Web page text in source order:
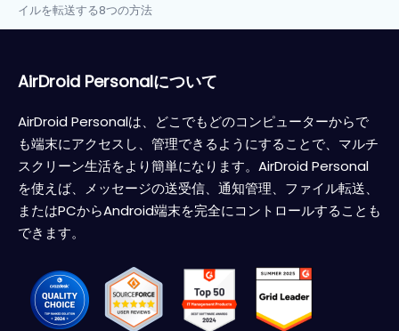
イルを転送する8つの方法
AirDroid Personalについて
AirDroid Personalは、どこでもどのコンピューターからで
も端末にアクセスし、管理できるようにすることで、マルチ
スクリーン生活をより簡単になります。AirDroid Personal
を使えば、メッセージの送受信、通知管理、ファイル転送、
またはPCからAndroid端末を完全にコントロールすることも
できます。